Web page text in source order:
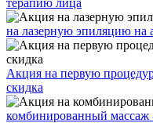
на лазерную эпиляцию на
Акция на первую
скидка
комбинированный массаж